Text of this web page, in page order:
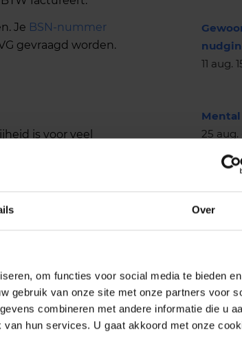
Over
om functies voor social media te bieden
gebruik van onze site met onze partners voor
combineren met andere informatie die u
hun services. U gaat akkoord met onze
Je BSN-nummer
gevraagd worden.
is voor veel
regelen. Tja, voor
zijn. Want zo blijkt
regelgeving aan.
werken steeds
Sluit je vandaag
11 aug.
25 aug.